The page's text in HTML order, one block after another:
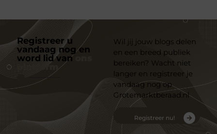
Registreer u
vandaag nog en
word lid van
platform
Wil jij jouw blogs delen
en een breed publiek
bereiken? Wacht niet
langer en registreer je
vandaag nog op
Grotemarktberaad.nl
Registreer nu!